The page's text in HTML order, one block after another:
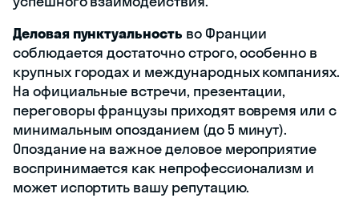
Деловая пунктуальность во Франции
соблюдается достаточно строго, особенно в
крупных городах и международных компаниях.
На официальные встречи, презентации,
переговоры французы приходят вовремя или с
минимальным опозданием (до 5 минут).
Опоздание на важное деловое мероприятие
воспринимается как непрофессионализм и
может испортить вашу репутацию.